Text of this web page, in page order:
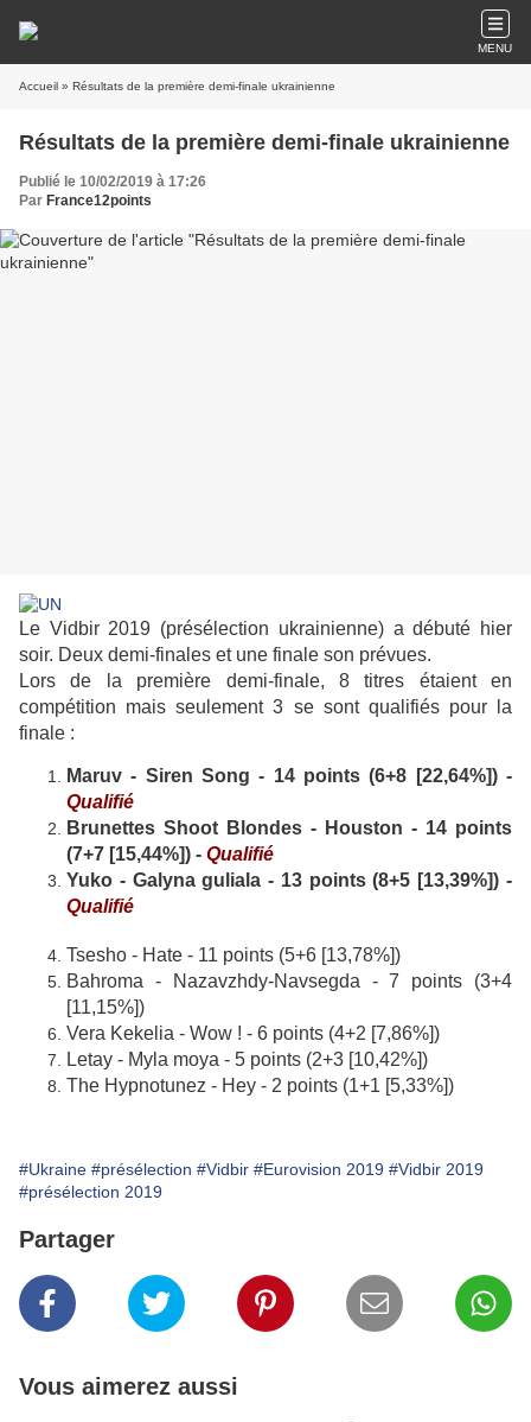
MENU
Accueil » Résultats de la première demi-finale ukrainienne
Résultats de la première demi-finale ukrainienne
Publié le 10/02/2019 à 17:26
Par France12points
Le Vidbir 2019 (présélection ukrainienne) a débuté hier
soir. Deux demi-finales et une finale son prévues.
Lors de la première demi-finale, 8 titres étaient en
compétition mais seulement 3 se sont qualifiés pour la
finale :
Maruv - Siren Song - 14 points (6+8 [22,64%]) -
Qualifié
Brunettes Shoot Blondes - Houston - 14 points
(7+7 [15,44%]) - Qualifié
Yuko - Galyna guliala - 13 points (8+5 [13,39%]) -
Qualifié
Tsesho - Hate - 11 points (5+6 [13,78%])
Bahroma - Nazavzhdy-Navsegda - 7 points (3+4
[11,15%])
Vera Kekelia - Wow ! - 6 points (4+2 [7,86%])
Letay - Myla moya - 5 points (2+3 [10,42%])
The Hypnotunez - Hey - 2 points (1+1 [5,33%])
#Ukraine #présélection #Vidbir #Eurovision 2019 #Vidbir 2019
#présélection 2019
Partager
Vous aimerez aussi